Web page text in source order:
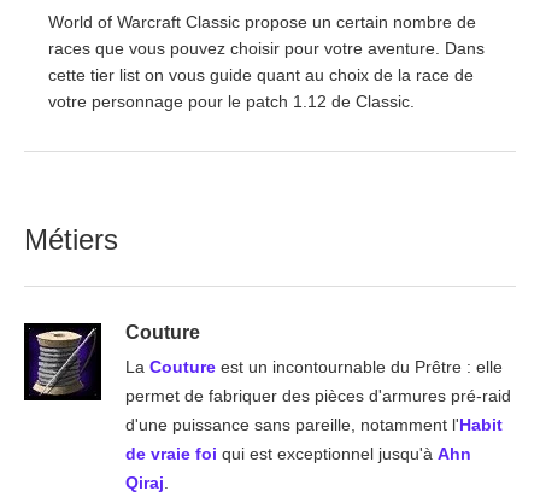
World of Warcraft Classic propose un certain nombre de
races que vous pouvez choisir pour votre aventure. Dans
cette tier list on vous guide quant au choix de la race de
votre personnage pour le patch 1.12 de Classic.
Métiers
Couture
La Couture est un incontournable du Prêtre : elle
permet de fabriquer des pièces d'armures pré-raid
d'une puissance sans pareille, notamment l'Habit
de vraie foi qui est exceptionnel jusqu'à Ahn
Qiraj.